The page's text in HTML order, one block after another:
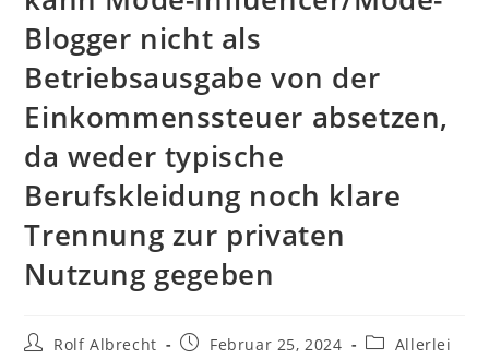
Blogger nicht als
Betriebsausgabe von der
Einkommenssteuer absetzen,
da weder typische
Berufskleidung noch klare
Trennung zur privaten
Nutzung gegeben
Beitrags-
Rolf Albrecht
BeitragFebruar 25, 2024
Beitrags-
Allerlei